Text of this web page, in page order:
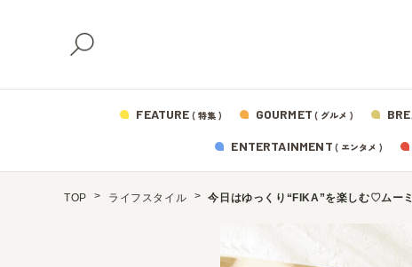
FEATURE ( 特集 ) GOURMET ( グルメ )
ENTERTAINMENT ( エンタメ )
TOP ライフスタイル 今日はゆっくり“FIKA”を楽しむ♡ムー